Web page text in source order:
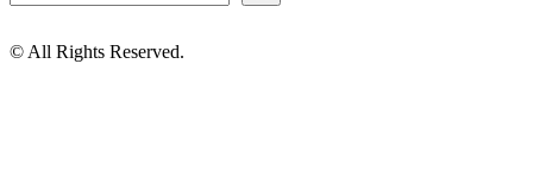
© All Rights Reserved.